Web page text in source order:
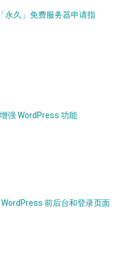
永久」免费服务器申请指
强 WordPress 功能
前后台和登录页面